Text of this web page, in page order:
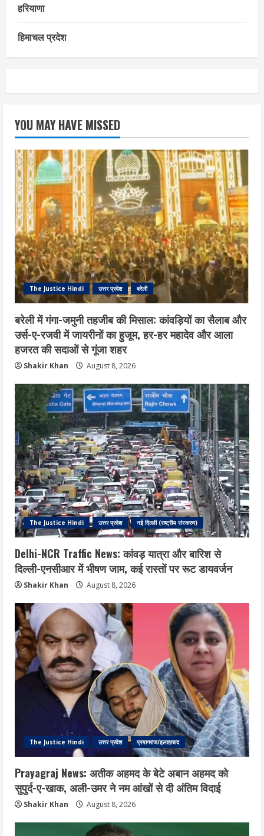
हरियाणा
हिमाचल प्रदेश
YOU MAY HAVE MISSED
The Justice Hindi उत्तर प्रदेश बरेली
बरेली में गंगा-जमुनी तहजीब की मिसाल: कांवड़ियों का सैलाब और
उर्स-ए-रजवी में जायरीनों का हुजूम, हर-हर महादेव और आला
हजरत की सदाओं से गूंजा शहर
Shakir Khan August 8, 2026
The Justice Hindi उत्तर प्रदेश नई दिल्ली (राष्ट्रीय संस्करण)
Delhi-NCR Traffic News: कांवड़ यात्रा और बारिश से
दिल्ली-एनसीआर में भीषण जाम, कई रास्तों पर रूट डायवर्जन
Shakir Khan August 8, 2026
The Justice Hindi उत्तर प्रदेश प्रयागराज/इलाहाबाद
Prayagraj News: अतीक अहमद के बेटे अबान अहमद को
सुपुर्द-ए-खाक, अली-उमर ने नम आंखों से दी अंतिम विदाई
Shakir Khan August 8, 2026